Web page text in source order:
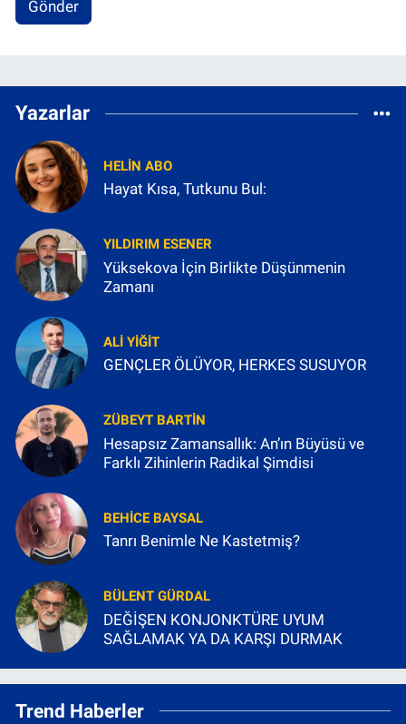
Gönder
Yazarlar
HELIN ABO
Hayat Kısa, Tutkunu Bul:
YILDIRIM ESENER
Yüksekova İçin Birlikte Düşünmenin
Zamanı
ALI YIĞIT
GENÇLER ÖLÜYOR, HERKES SUSUYOR
ZÜBEYT BARTIN
Hesapsız Zamansallık: An’ın Büyüsü ve
Farklı Zihinlerin Radikal Şimdisi
BEHICE BAYSAL
Tanrı Benimle Ne Kastetmiş?
BÜLENT GÜRDAL
DEĞİŞEN KONJONKTÜRE UYUM
SAĞLAMAK YA DA KARŞI DURMAK
Trend Haberler